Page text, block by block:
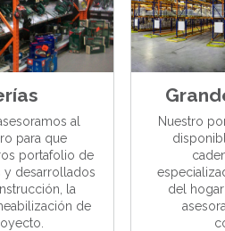
al
para que
portafolio de
y desarrollados
la
de
Nuestro
del